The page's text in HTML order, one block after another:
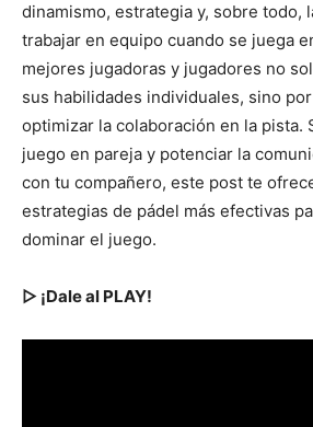
dinamismo, estrategia y, sobre todo,
trabajar en equipo cuando se juega
mejores jugadoras y jugadores no
sus habilidades individuales, sino
optimizar la colaboración en la pista.
juego en pareja y potenciar la
con tu compañero, este post te
estrategias de pádel más efectivas
dominar el juego.
▷ ¡Dale al PLAY!